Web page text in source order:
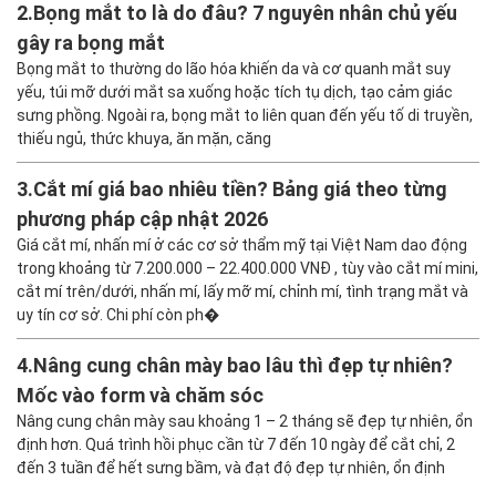
2.Bọng mắt to là do đâu? 7 nguyên nhân chủ yếu
gây ra bọng mắt
Bọng mắt to thường do lão hóa khiến da và cơ quanh mắt suy
yếu, túi mỡ dưới mắt sa xuống hoặc tích tụ dịch, tạo cảm giác
sưng phồng. Ngoài ra, bọng mắt to liên quan đến yếu tố di truyền,
thiếu ngủ, thức khuya, ăn mặn, căng
3.Cắt mí giá bao nhiêu tiền? Bảng giá theo từng
phương pháp cập nhật 2026
Giá cắt mí, nhấn mí ở các cơ sở thẩm mỹ tại Việt Nam dao động
trong khoảng từ 7.200.000 – 22.400.000 VNĐ , tùy vào cắt mí mini,
cắt mí trên/dưới, nhấn mí, lấy mỡ mí, chỉnh mí, tình trạng mắt và
uy tín cơ sở. Chi phí còn ph�
4.Nâng cung chân mày bao lâu thì đẹp tự nhiên?
Mốc vào form và chăm sóc
Nâng cung chân mày sau khoảng 1 – 2 tháng sẽ đẹp tự nhiên, ổn
định hơn. Quá trình hồi phục cần từ 7 đến 10 ngày để cắt chỉ, 2
đến 3 tuần để hết sưng bầm, và đạt độ đẹp tự nhiên, ổn định